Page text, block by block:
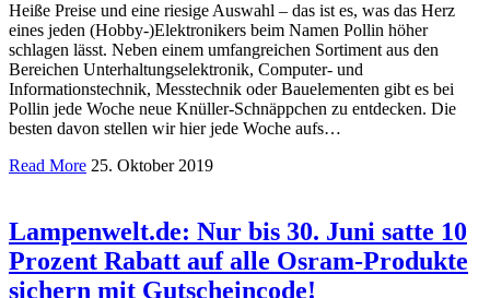
Heiße Preise und eine riesige Auswahl – das ist es, was das Herz
eines jeden (Hobby-)Elektronikers beim Namen Pollin höher
schlagen lässt. Neben einem umfangreichen Sortiment aus den
Bereichen Unterhaltungselektronik, Computer- und
Informationstechnik, Messtechnik oder Bauelementen gibt es bei
Pollin jede Woche neue Knüller-Schnäppchen zu entdecken. Die
besten davon stellen wir hier jede Woche aufs…
Read More 25. Oktober 2019
Lampenwelt.de: Nur bis 30. Juni satte 10
Prozent Rabatt auf alle Osram-Produkte
sichern mit Gutscheincode!